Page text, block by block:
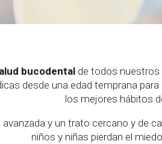
bucodental de todos nuestros
desde una edad temprana
los mejores hábitos
y un trato cercano y de
niños y niñas pierdan el